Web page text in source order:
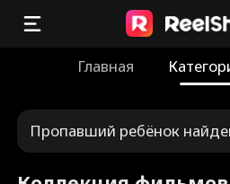
Главная
Пропавший ребёнок